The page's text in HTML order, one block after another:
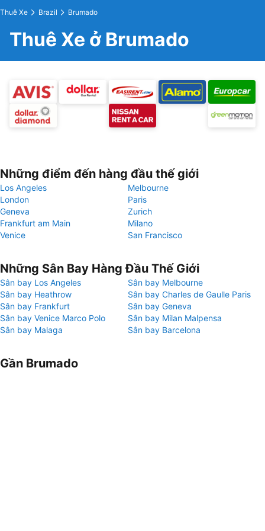
Thuê Xe Brazil Brumado
Thuê Xe ở Brumado
Những điểm đến hàng đầu thế giới
Los Angeles
Melbourne
London
Paris
Geneva
Zurich
Frankfurt am Main
Milano
Venice
San Francisco
Những Sân Bay Hàng Đầu Thế Giới
Sân bay Los Angeles
Sân bay Melbourne
Sân bay Heathrow
Sân bay Charles de Gaulle Paris
Sân bay Frankfurt
Sân bay Geneva
Sân bay Venice Marco Polo
Sân bay Milan Malpensa
Sân bay Malaga
Sân bay Barcelona
Gần Brumado